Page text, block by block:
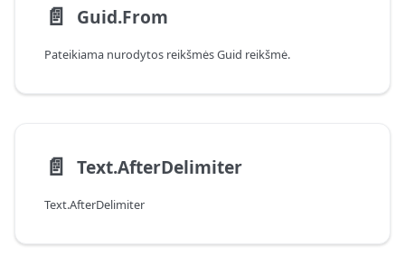
📄️ Guid.From
Pateikiama nurodytos reikšmės Guid reikšmė.
📄️ Text.AfterDelimiter
Text.AfterDelimiter